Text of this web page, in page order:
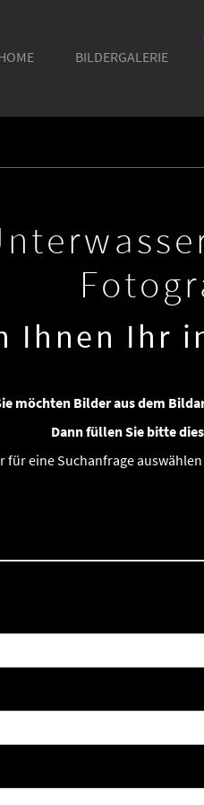
BILDERGALERIE
Ihnen Ihr
möchten Bilder aus dem
Dann füllen Sie bitte
eine Suchanfrage